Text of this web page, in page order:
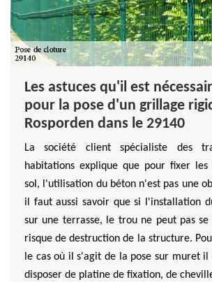
Les astuces qu'il est
pour la pose d'un grillage
Rosporden dans le 29140
La société client spécialiste des
habitations explique que pour fixer les
sol, l'utilisation du béton n'est pas une
il faut aussi savoir que si l'installation
sur une terrasse, le trou ne peut pas
risque de destruction de la structure.
le cas où il s'agit de la pose sur muret
disposer de platine de fixation, de